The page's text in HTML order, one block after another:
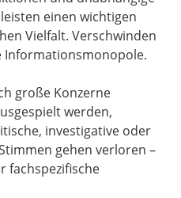
einen wichtigen
Vielfalt. Verschwinden
Informationsmonopole.
große Konzerne
werden,
investigative oder
gehen verloren –
fachspezifische